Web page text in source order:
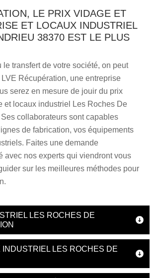
LE PRIX VIDAGE ET
ET LOCAUX INDUSTRIEL
38370 EST LE PLUS
transfert de votre société, on peut
Récupération, une entreprise
serez en mesure de jouir du prix
et locaux industriel Les Roches De
collaborateurs sont capables
de fabrication, vos équipements
Faites une demande
avec nos experts qui viendront vous
sur les meilleures méthodes pour
LES ROCHES DE
LES ROCHES DE